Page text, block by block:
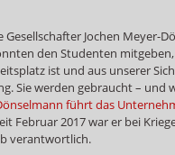
Gesellschafter Jochen Meyer-
den Studenten
ist und aus unserer
Sie werden gebraucht – und
führt das
Februar 2017 war er bei
verantwortlich.